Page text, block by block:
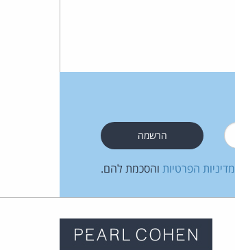
מדיניות הפרטיות והסכמת להם.